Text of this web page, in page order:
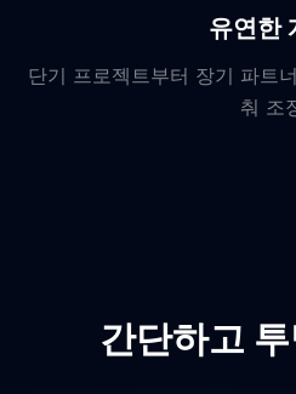
유연한
단기 프로젝트부터 장기 파트
춰 조
간단하고